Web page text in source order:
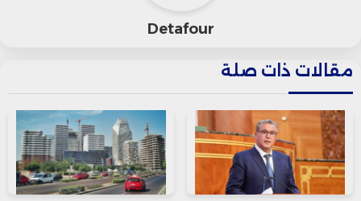
من بين هذه القرارات، المصادقة على
الحسابات المالية التي نشرت في صحيفتي
“لوماتان” و”لا نوفيل تريبون”، والموافقة
على توزيع أرباح نقدية بقيمة 5 دراهم لكل
سهم.
Detafour
مقالات ذات صلة